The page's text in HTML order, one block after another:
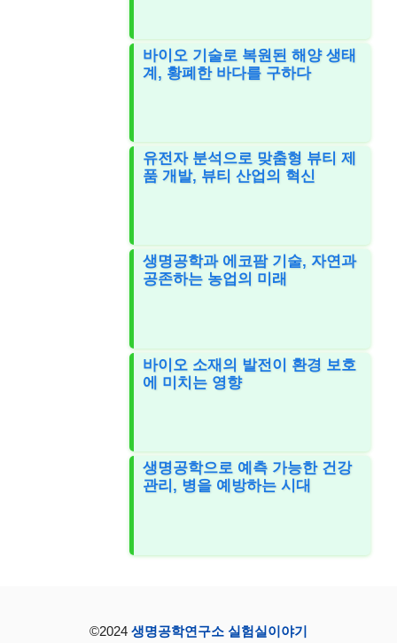
바이오 기술로 복원된 해양 생태
계, 황폐한 바다를 구하다
유전자 분석으로 맞춤형 뷰티 제
품 개발, 뷰티 산업의 혁신
생명공학과 에코팜 기술, 자연과
공존하는 농업의 미래
바이오 소재의 발전이 환경 보호
에 미치는 영향
생명공학으로 예측 가능한 건강
관리, 병을 예방하는 시대
©2024 생명공학연구소 실험실이야기